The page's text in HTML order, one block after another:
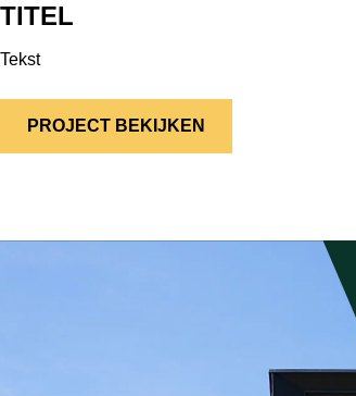
TITEL
Tekst
PROJECT BEKIJKEN